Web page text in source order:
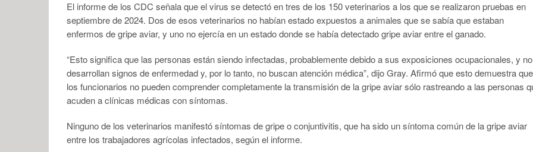
El informe de los CDC señala que el virus se detectó en tres de los 150 veterinarios a los que se realizaron pruebas en
septiembre de 2024. Dos de esos veterinarios no habían estado expuestos a animales que se sabía que estaban
enfermos de gripe aviar, y uno no ejercía en un estado donde se había detectado gripe aviar entre el ganado.
“Esto significa que las personas están siendo infectadas, probablemente debido a sus exposiciones ocupacionales, y no
desarrollan signos de enfermedad y, por lo tanto, no buscan atención médica”, dijo Gray. Afirmó que esto demuestra que
los funcionarios no pueden comprender completamente la transmisión de la gripe aviar sólo rastreando a las personas
acuden a clínicas médicas con síntomas.
Ninguno de los veterinarios manifestó síntomas de gripe o conjuntivitis, que ha sido un síntoma común de la gripe aviar
entre los trabajadores agrícolas infectados, según el informe.